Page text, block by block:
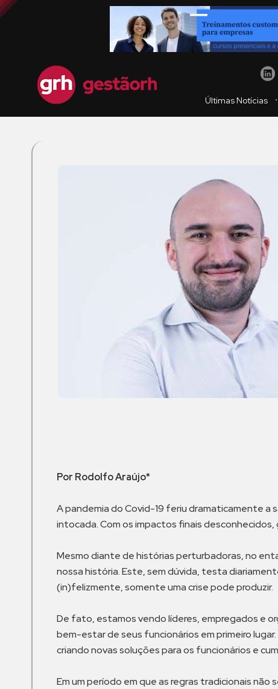
Últimas Notícias ・
Por Rodolfo Araújo*
A pandemia do Covid-19 feriu dramaticamente a
intocada. Com os impactos finais
Mesmo diante de histórias perturbadoras, no
nossa história. Este, sem dúvida, testa
(in)felizmente, somente uma crise pode produzir.
De fato, estamos vendo líderes, empregados e
bem-estar de seus funcionários em primeiro
criando novas soluções para os funcionários e
Em um período em que as regras tradicionais não